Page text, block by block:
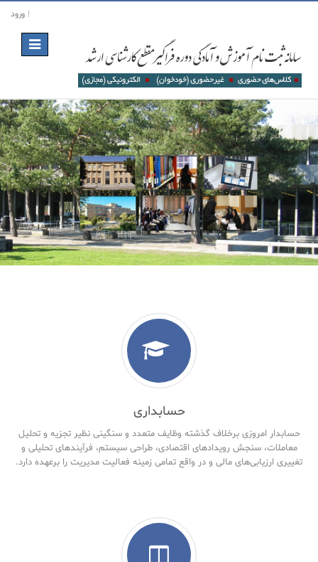
ورود
Toggle
navigation
حسابداری
حسابدار امروزی برخلاف گذشته وظایف متعدد و سنگینی نظیر تجزیه و تحلیل
معاملات، سنجش رویدادهای اقتصادی، طراحی سیستم، فرآیندهای تحلیلی و
تغییری ارزیابی‌های مالی و در واقع تمامی زمینه فعالیت مدیریت را برعهده دارد.